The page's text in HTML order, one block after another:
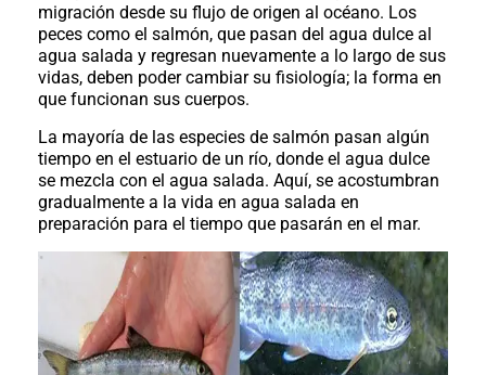
al
boletín
Acuicultura
Agricultura
de
precisión
Apicultura
Avicultura
Cultivos
Forrajes
Ovinos
migración desde su flujo de origen al océano. Los
peces como el salmón, que pasan del agua dulce al
agua salada y regresan nuevamente a lo largo de sus
vidas, deben poder cambiar su fisiología; la forma en
que funcionan sus cuerpos.
La mayoría de las especies de salmón pasan algún
tiempo en el estuario de un río, donde el agua dulce
se mezcla con el agua salada. Aquí, se acostumbran
gradualmente a la vida en agua salada en
preparación para el tiempo que pasarán en el mar.